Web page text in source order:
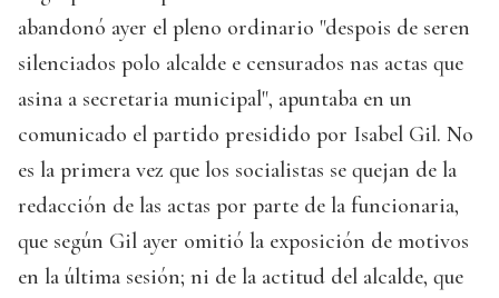
abandonó ayer el pleno ordinario "despois de seren
silenciados polo alcalde e censurados nas actas que
asina a secretaria municipal", apuntaba en un
comunicado el partido presidido por Isabel Gil. No
es la primera vez que los socialistas se quejan de la
redacción de las actas por parte de la funcionaria,
que según Gil ayer omitió la exposición de motivos
en la última sesión; ni de la actitud del alcalde, que